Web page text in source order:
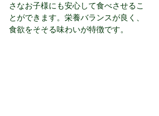
さなお子様にも安心して食べさせるこ
とができます。栄養バランスが良く、
食欲をそそる味わいが特徴です。